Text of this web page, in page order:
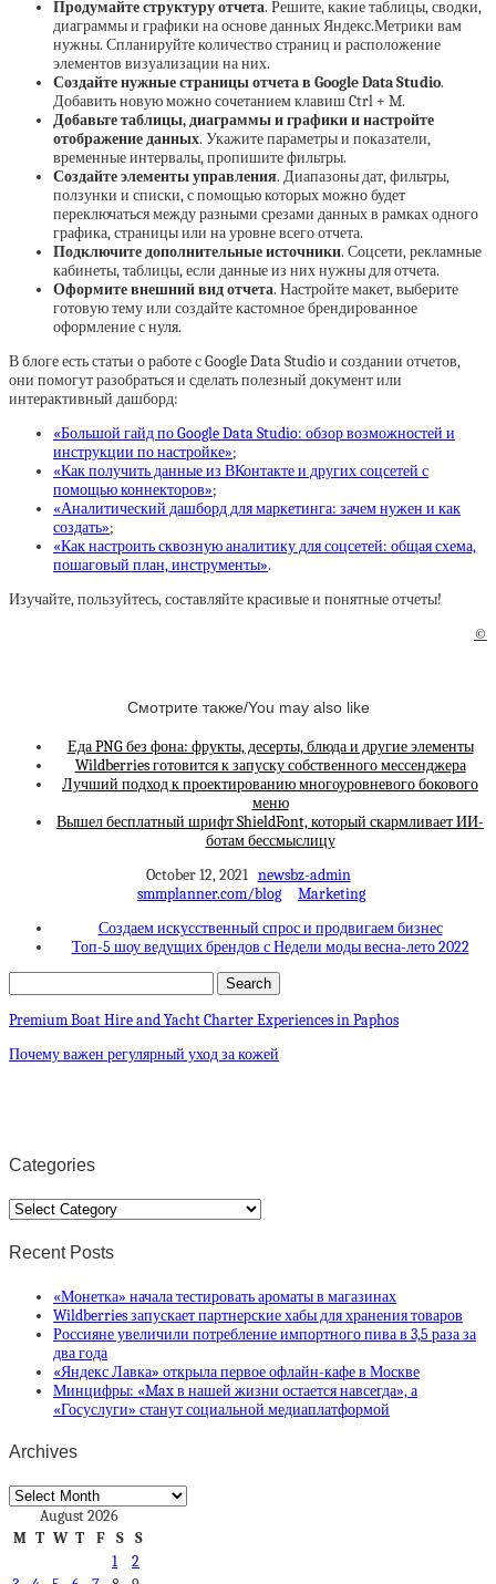
Продумайте структуру отчета. Решите, какие таблицы, сводки,
диаграммы и графики на основе данных Яндекс.Метрики вам
нужны. Спланируйте количество страниц и расположение
элементов визуализации на них.
Создайте нужные страницы отчета в Google Data Studio.
Добавить новую можно сочетанием клавиш Ctrl + M.
Добавьте таблицы, диаграммы и графики и настройте
отображение данных. Укажите параметры и показатели,
временные интервалы, пропишите фильтры.
Создайте элементы управления. Диапазоны дат, фильтры,
ползунки и списки, с помощью которых можно будет
переключаться между разными срезами данных в рамках одного
графика, страницы или на уровне всего отчета.
Подключите дополнительные источники. Соцсети, рекламные
кабинеты, таблицы, если данные из них нужны для отчета.
Оформите внешний вид отчета. Настройте макет, выберите
готовую тему или создайте кастомное брендированное
оформление с нуля.
В блоге есть статьи о работе с Google Data Studio и создании отчетов,
они помогут разобраться и сделать полезный документ или
интерактивный дашборд:
«Большой гайд по Google Data Studio: обзор возможностей и
инструкции по настройке»;
«Как получить данные из ВКонтакте и других соцсетей с
помощью коннекторов»;
«Аналитический дашборд для маркетинга: зачем нужен и как
создать»;
«Как настроить сквозную аналитику для соцсетей: общая схема,
пошаговый план, инструменты».
Изучайте, пользуйтесь, составляйте красивые и понятные отчеты!
©
Смотрите также/You may also like
Еда PNG без фона: фрукты, десерты, блюда и другие элементы
Wildberries готовится к запуску собственного мессенджера
Лучший подход к проектированию многоуровневого бокового
меню
Вышел бесплатный шрифт ShieldFont, который скармливает ИИ-
ботам бессмыслицу
October 12, 2021 newsbz-admin
smmplanner.com/blog
Marketing
Создаем искусственный спрос и продвигаем бизнес
Топ-5 шоу ведущих брендов с Недели моды весна-лето 2022
Premium Boat Hire and Yacht Charter Experiences in Paphos
Почему важен регулярный уход за кожей
Categories
Categories
Recent Posts
«Монетка» начала тестировать ароматы в магазинах
Wildberries запускает партнерские хабы для хранения товаров
Россияне увеличили потребление импортного пива в 3,5 раза за
два года
«Яндекс Лавка» открыла первое офлайн-кафе в Москве
Минцифры: «Max в нашей жизни остается навсегда», а
«Госуслуги» станут социальной медиаплатформой
Archives
Archives
August 2026
M T W T F S
S
1
2